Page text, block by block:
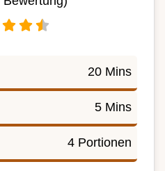
20 Mins
5 Mins
4 Portionen